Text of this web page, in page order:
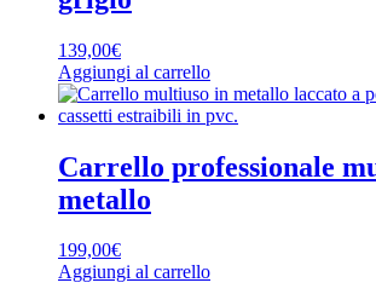
139,00€
Aggiungi al carrello
Carrello professionale
metallo
199,00€
Aggiungi al carrello